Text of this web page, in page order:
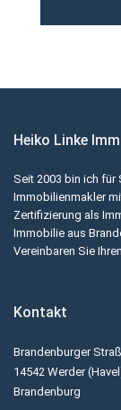
Heiko Linke
Seit 2003 bin ich für
Immobilienmakler
Zertifizierung als
Immobilie aus
Vereinbaren Sie
Kontakt
Brandenburger
14542 Werder
Brandenburg